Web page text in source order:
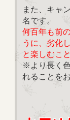
また、キャ
名です。
何百年も前
うに、劣化
と楽しむこ
※より長く
れることを